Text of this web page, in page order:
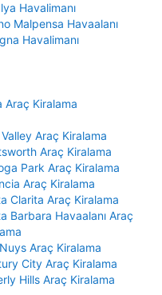
Havalimanı
Malpensa Havaalanı
Havalimanı
Araç Kiralama
Araç Kiralama
Araç Kiralama
Park Araç Kiralama
Araç Kiralama
Clarita Araç Kiralama
Barbara Havaalanı Araç
Araç Kiralama
City Araç Kiralama
Hills Araç Kiralama